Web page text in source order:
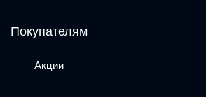
Покупателям
Акции